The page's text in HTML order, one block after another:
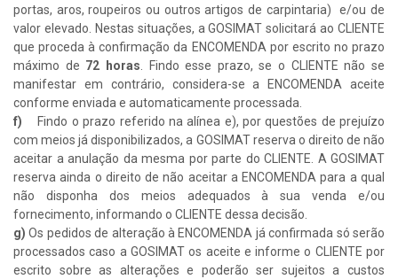
portas, aros, roupeiros ou outros artigos de carpintaria) e/ou de
valor elevado. Nestas situações, a GOSIMAT solicitará ao CLIENTE
que proceda à confirmação da ENCOMENDA por escrito no prazo
máximo de 72 horas . Findo esse prazo, se o CLIENTE não se
manifestar em contrário, considera-se a ENCOMENDA aceite
conforme enviada e automaticamente processada.
f) Findo o prazo referido na alínea e), por questões de prejuízo
com meios já disponibilizados, a GOSIMAT reserva o direito de não
aceitar a anulação da mesma por parte do CLIENTE. A GOSIMAT
reserva ainda o direito de não aceitar a ENCOMENDA para a qual
não disponha dos meios adequados à sua venda e/ou
fornecimento, informando o CLIENTE dessa decisão.
g)Os pedidos de alteração à ENCOMENDA já confirmada só serão
processados caso a GOSIMAT os aceite e informe o CLIENTE por
escrito sobre as alterações e poderão ser sujeitos a custos